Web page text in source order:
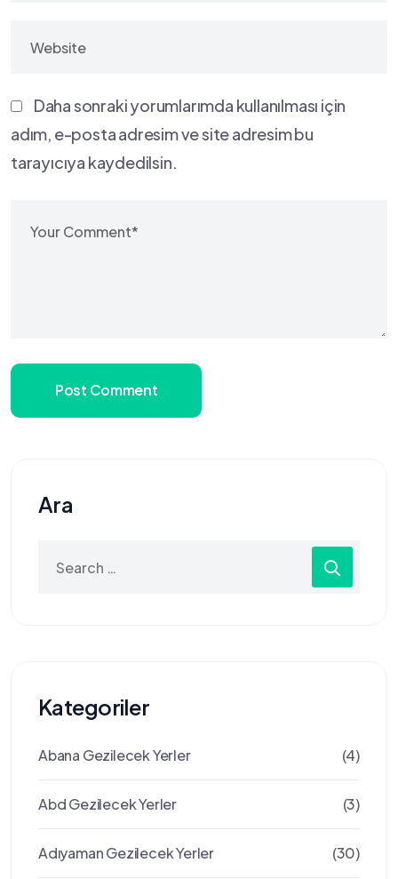
Daha sonraki yorumlarımda kullanılması için
adım, e-posta adresim ve site adresim bu
tarayıcıya kaydedilsin.
Post Comment
Ara
for:
Kategoriler
Abana Gezilecek Yerler (4)
Abd Gezilecek Yerler (3)
Adıyaman Gezilecek Yerler (30)